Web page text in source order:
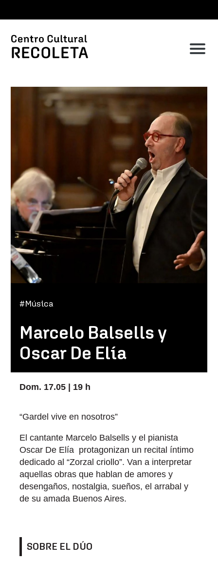
#Música
Marcelo Balsells y
Oscar De Elía
Dom. 17.05 | 19 h
“Gardel vive en nosotros”
El cantante Marcelo Balsells y el pianista
Oscar De Elía protagonizan un recital íntimo
dedicado al “Zorzal criollo”. Van a interpretar
aquellas obras que hablan de amores y
desengaños, nostalgia, sueños, el arrabal y
de su amada Buenos Aires.
SOBRE EL DÚO